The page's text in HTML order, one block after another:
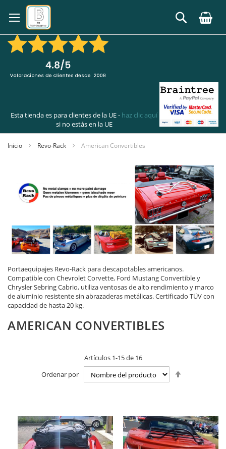
al
contenido
Buscar
Esta tienda es para clientes de la UE - haz clic aquí
si no estás en la UE
Inicio Revo-Rack American Convertibles
Portaequipajes Revo-Rack para descapotables americanos.
Compatible con Chevrolet Corvette, Ford Mustang Convertible y
Chrysler Sebring Cabrio, utiliza ventosas de alto rendimiento y marco
de aluminio resistente sin abrazaderas metálicas. Certificado TÜV con
capacidad de hasta 20 kg.
AMERICAN CONVERTIBLES
Artículos 1-15de 16
Ordenar por